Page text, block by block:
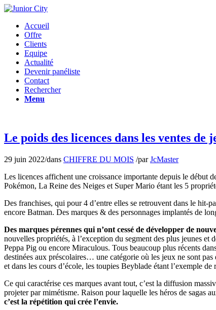
Accueil
Offre
Clients
Equipe
Actualité
Devenir panéliste
Contact
Rechercher
Menu
Le poids des licences dans les ventes
29 juin 2022/dans CHIFFRE DU MOIS /parJcMaster
Les licences affichent une croissance importante depuis le début
Pokémon, La Reine des Neiges et Super Mario étant les 5
Des franchises, qui pour 4 d’entre elles se retrouvent dans le hit-
encore Batman. Des marques & des personnages implantés de
Des marques pérennes qui n’ont cessé de développer de
nouvelles propriétés, à l’exception du segment des plus jeunes et
Peppa Pig ou encore Miraculous. Tous beaucoup plus récents
destinées aux préscolaires… une catégorie où les jeux ne sont
et dans les cours d’école, les toupies Beyblade étant l’exemple de
Ce qui caractérise ces marques avant tout, c’est la diffusion
projeter par mimétisme. Raison pour laquelle les héros de sagas
c’est la répétition qui crée l’envie.